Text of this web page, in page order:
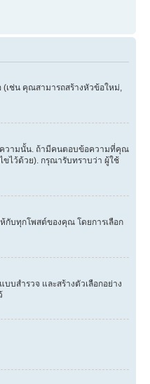
เช่น คุณสามารถสร้างหัวข้อใหม่,
ความนั้น. ถ้ามีคนตอบข้อความที่คุณ
ไว้ด้วย). กรุณารับทราบว่า ผู้ใช้
กับทุกโพสต์ของคุณ โดยการเลือก
สำรวจ และสร้างตัวเลือกอย่าง